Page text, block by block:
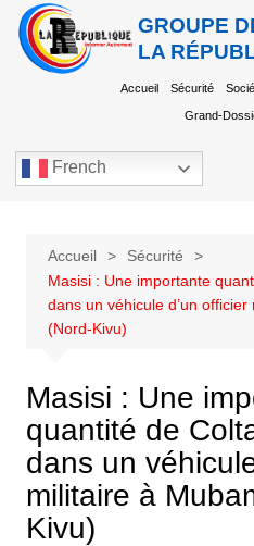
GROUPE
LA
Accueil Sécurité
Grand-
French
Accueil
Sécurité
Masisi : Une importante
dans un véhicule d’un
(Nord-Kivu)
Masisi : Une
quantité de
dans un
militaire à
Kivu)